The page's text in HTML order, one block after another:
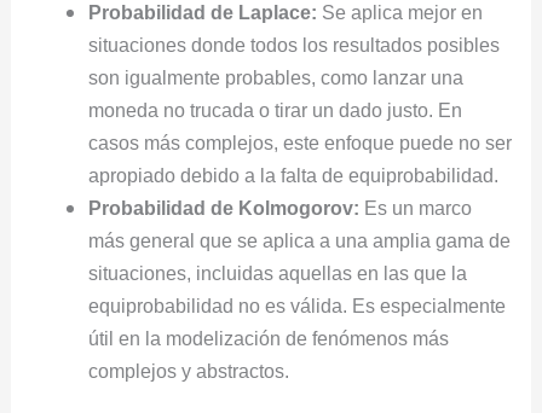
Probabilidad de Laplace: Se aplica mejor en
situaciones donde todos los resultados posibles
son igualmente probables, como lanzar una
moneda no trucada o tirar un dado justo. En
casos más complejos, este enfoque puede no ser
apropiado debido a la falta de equiprobabilidad.
Probabilidad de Kolmogorov: Es un marco
más general que se aplica a una amplia gama de
situaciones, incluidas aquellas en las que la
equiprobabilidad no es válida. Es especialmente
útil en la modelización de fenómenos más
complejos y abstractos.